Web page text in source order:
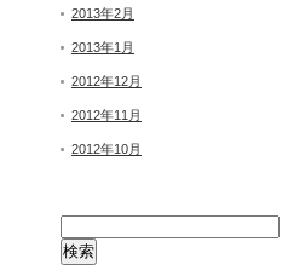
2013年2月
2013年1月
2012年12月
2012年11月
2012年10月
索: